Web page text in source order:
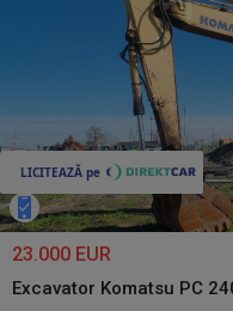
23.000 EUR
Excavator Komatsu PC